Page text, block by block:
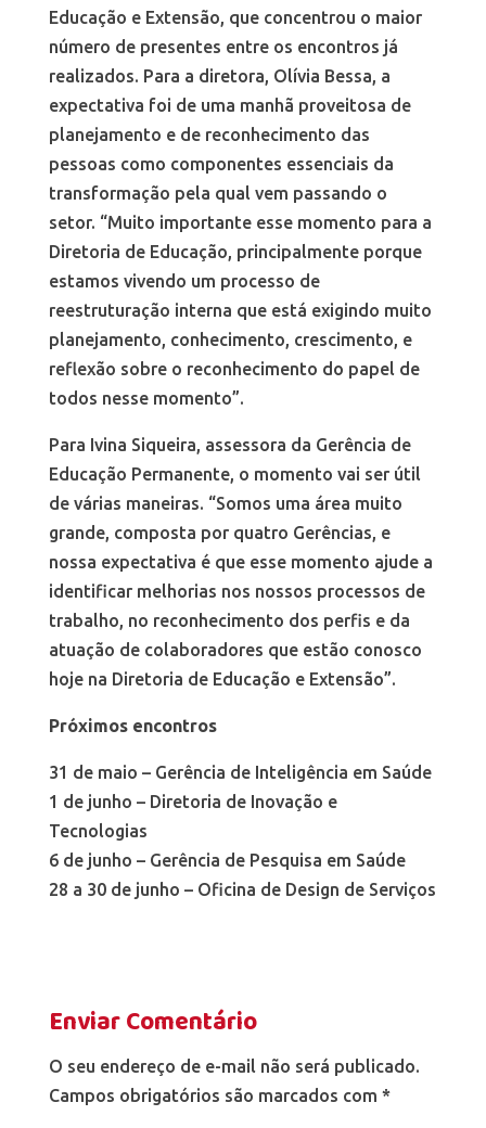
Educação e Extensão, que concentrou o maior
número de presentes entre os encontros já
realizados. Para a diretora, Olívia Bessa, a
expectativa foi de uma manhã proveitosa de
planejamento e de reconhecimento das
pessoas como componentes essenciais da
transformação pela qual vem passando o
setor. “Muito importante esse momento para a
Diretoria de Educação, principalmente porque
estamos vivendo um processo de
reestruturação interna que está exigindo muito
planejamento, conhecimento, crescimento, e
reflexão sobre o reconhecimento do papel de
todos nesse momento”.
Para Ivina Siqueira, assessora da Gerência de
Educação Permanente, o momento vai ser útil
de várias maneiras. “Somos uma área muito
grande, composta por quatro Gerências, e
nossa expectativa é que esse momento ajude a
identificar melhorias nos nossos processos de
trabalho, no reconhecimento dos perfis e da
atuação de colaboradores que estão conosco
hoje na Diretoria de Educação e Extensão”.
Próximos encontros
31 de maio – Gerência de Inteligência em Saúde
1 de junho – Diretoria de Inovação e
Tecnologias
6 de junho – Gerência de Pesquisa em Saúde
28 a 30 de junho – Oficina de Design de Serviços
Enviar Comentário
O seu endereço de e-mail não será publicado.
Campos obrigatórios são marcados com *